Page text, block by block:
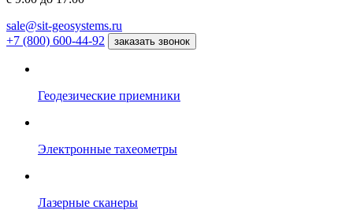
sale@sit-geosystems.ru
+7 (800) 600-44-92
заказать звонок
Геодезические приемники
Электронные тахеометры
Лазерные сканеры